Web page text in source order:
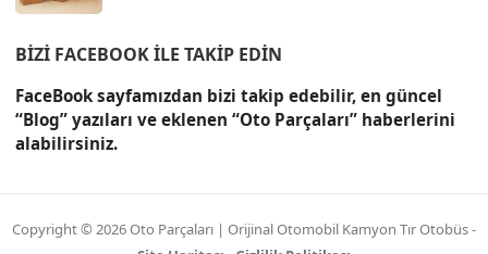
BIZI FACEBOOK İLE TAKIP EDIN
FaceBook sayfamızdan bizi takip edebilir, en güncel
“Blog” yazıları ve eklenen “Oto Parçaları” haberlerini
alabilirsiniz.
Copyright © 2026Oto Parçaları | Orijinal Otomobil Kamyon Tır Otobüs-